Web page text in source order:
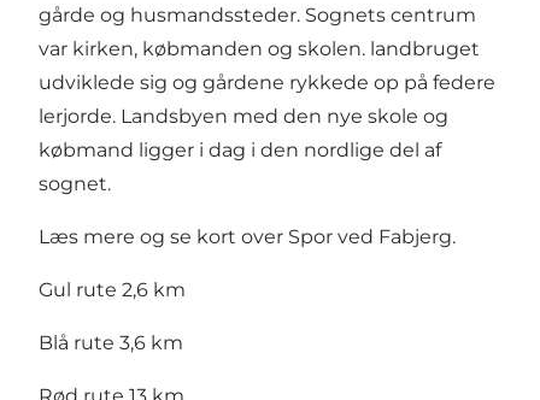
gårde og husmandssteder. Sognets centrum
var kirken, købmanden og skolen. landbruget
udviklede sig og gårdene rykkede op på federe
lerjorde. Landsbyen med den nye skole og
købmand ligger i dag i den nordlige del af
sognet.
Læs mere og se kort over Spor ved Fabjerg.
Gul rute 2,6 km
Blå rute 3,6 km